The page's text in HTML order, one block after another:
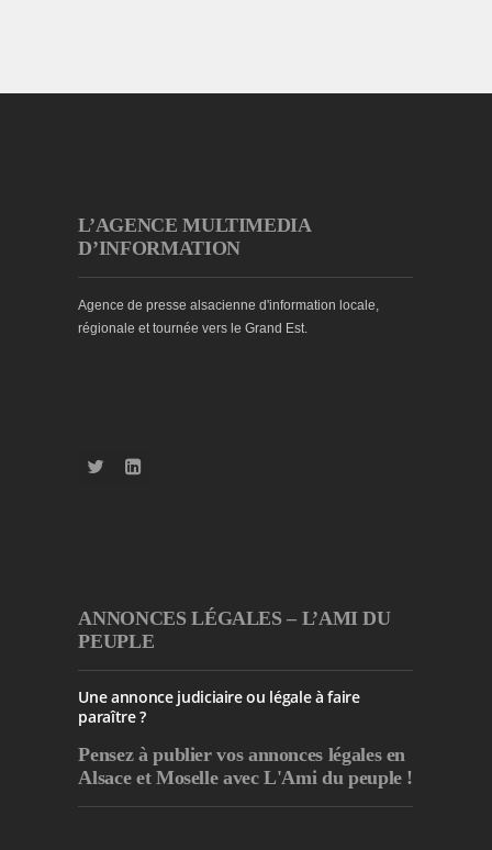
L’AGENCE MULTIMEDIA
D’INFORMATION
Agence de presse alsacienne d'information locale,
régionale et tournée vers le Grand Est.
ANNONCES LÉGALES – L’AMI DU
PEUPLE
Une annonce judiciaire ou légale à faire
paraître ?
Pensez à publiervos annonces légales en
Alsace et Moselle avec L'Ami du peuple !